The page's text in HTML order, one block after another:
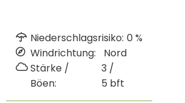
Niederschlagsrisiko: 0%
Stärke /
Böen:
3 /
5 bft
Windrichtung: Nord